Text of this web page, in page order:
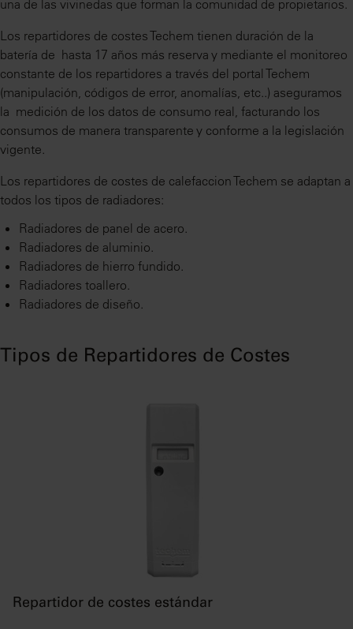
una de las vivinedas que forman la comunidad de propietarios.
Los repartidores de costes Techem tienen duración de la
batería de hasta 17 años más reserva y mediante el monitoreo
constante de los repartidores a través del portal Techem
(manipulación, códigos de error, anomalías, etc..) aseguramos
la medición de los datos de consumo real, facturando los
consumos de manera transparente y conforme a la legislación
vigente.
Los repartidores de costes de calefaccion Techem se adaptan a
todos los tipos de radiadores:
Radiadores de panel de acero.
Radiadores de aluminio.
Radiadores de hierro fundido.
Radiadores toallero.
Radiadores de diseño.
Tipos de Repartidores de Costes
Repartidor de costes estándar